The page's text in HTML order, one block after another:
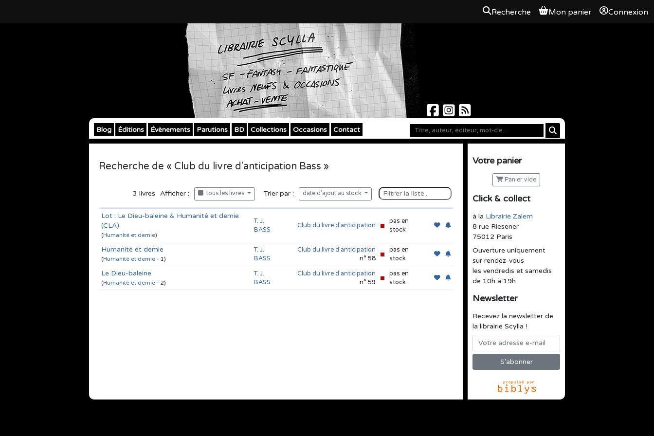
Recherche Mon panier Connexion
Blog Éditions Évènements Parutions BD Collections Occasions Contact
Votre panier
Panier vide
Click & collect
à la Librairie Zalem
8 rue Riesener
75012 Paris
Ouverture uniquement
sur rendez-vous
les vendredis et samedis
de 10h à 19h
Newsletter
Recevez la newsletter de
la librairie Scylla !
Recherche de « Club du livre d'anticipation Bass »
3 livres Afficher : tous les livres Trier par : date d'ajout au stock
Lot : Le Dieu-baleine & Humanité et demie
(CLA)
(Humanité et demie)
T. J.
BASS
Club du livre d'anticipation
pas en
stock
Humanité et demie
(Humanité et demie - 1)
T. J.
BASS
Club du livre d'anticipation
n° 58
pas en
stock
Le Dieu-baleine
(Humanité et demie - 2)
T. J.
BASS
Club du livre d'anticipation
n° 59
pas en
stock